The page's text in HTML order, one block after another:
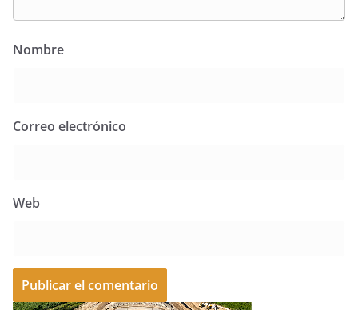
Nombre
Correo electrónico
Web